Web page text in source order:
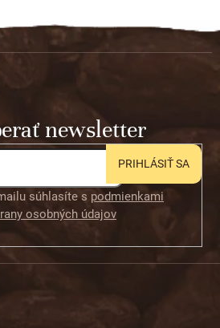
newsletter
súhlasíte s podmienkami
osobných údajov
PRIHLÁSIŤ SA